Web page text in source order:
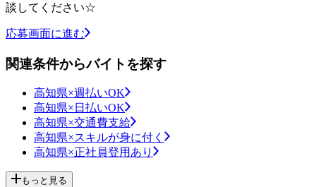
談してください☆
応募画面に進む
関連条件からバイトを探す
高知県×週払いOK
高知県×日払いOK
高知県×交通費支給
高知県×スキルが身に付く
高知県×正社員登用あり
もっと見る